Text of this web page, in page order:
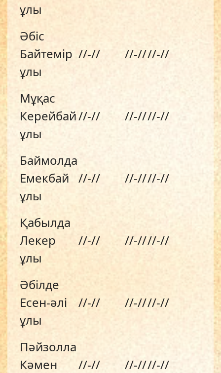
ұлы
Әбіс
Байтемір
ұлы
//-// //-////-//
Мұқас
Керейбай
ұлы
//-// //-////-//
Баймолда
Емекбай
ұлы
//-// //-////-//
Қабылда
Лекер
ұлы
//-// //-////-//
Әбілде
Есен-әлі
ұлы
//-// //-////-//
Пәйзолла
Кәмен
//-// //-////-//